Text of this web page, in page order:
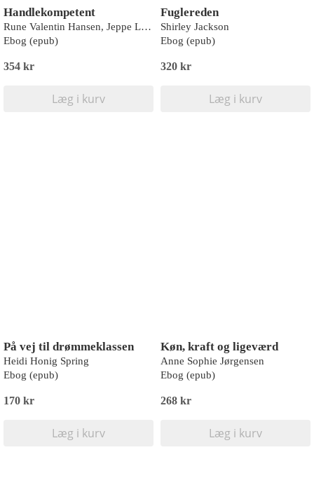
Handlekompetent
Rune Valentin Hansen, Jeppe Læssøe
Ebog (epub)
354 kr
Læg i kurv
Fuglereden
Shirley Jackson
Ebog (epub)
320 kr
Læg i kurv
På vej til drømmeklassen
Heidi Honig Spring
Ebog (epub)
170 kr
Læg i kurv
Køn, kraft og ligeværd
Anne Sophie Jørgensen
Ebog (epub)
268 kr
Læg i kurv